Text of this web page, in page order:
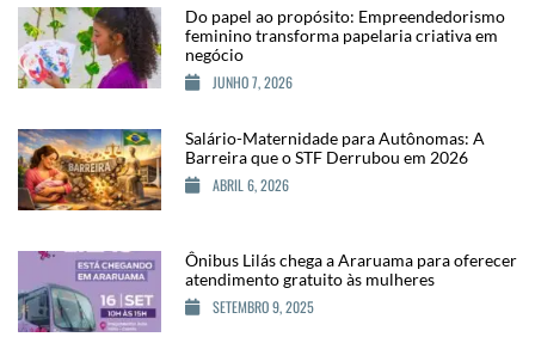
Do papel ao propósito: Empreendedorismo
feminino transforma papelaria criativa em
negócio
JUNHO 7, 2026
Salário-Maternidade para Autônomas: A
Barreira que o STF Derrubou em 2026
ABRIL 6, 2026
Ônibus Lilás chega a Araruama para oferecer
atendimento gratuito às mulheres
SETEMBRO 9, 2025